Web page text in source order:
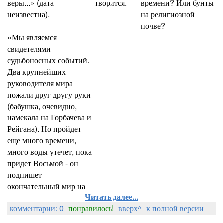
веры...» (дата
неизвестна).
творится.
времени? Или бунты
на религиозной
почве?
«Мы являемся
свидетелями
судьбоносных событий.
Два крупнейших
руководителя мира
пожали друг другу руки
(бабушка, очевидно,
намекала на Горбачева и
Рейгана). Но пройдет
еще много времени,
много воды утечет, пока
придет Восьмой - он
подпишет
окончательный мир на
Читать далее...
комментарии: 0 понравилось! вверх^ к полной версии